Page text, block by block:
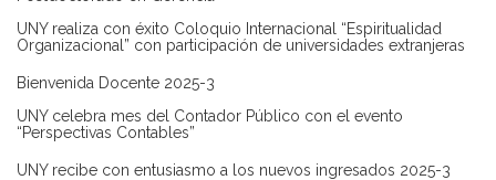
UNY realiza con éxito Coloquio Internacional “Espiritualidad
Organizacional” con participación de universidades extranjeras
Bienvenida Docente 2025-3
UNY celebra mes del Contador Público con el evento
“Perspectivas Contables”
UNY recibe con entusiasmo a los nuevos ingresados 2025-3